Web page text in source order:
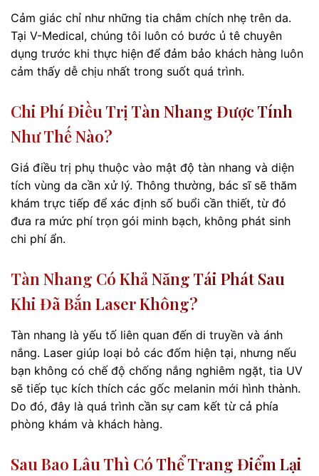
Cảm giác chỉ như những tia châm chích nhẹ trên da.
Tại V-Medical, chúng tôi luôn có bước ủ tê chuyên
dụng trước khi thực hiện để đảm bảo khách hàng luôn
cảm thấy dễ chịu nhất trong suốt quá trình.
Chi Phí Điều Trị Tàn Nhang Được Tính
Như Thế Nào?
Giá điều trị phụ thuộc vào mật độ tàn nhang và diện
tích vùng da cần xử lý. Thông thường, bác sĩ sẽ thăm
khám trực tiếp để xác định số buổi cần thiết, từ đó
đưa ra mức phí trọn gói minh bạch, không phát sinh
chi phí ẩn.
Tàn Nhang Có Khả Năng Tái Phát Sau
Khi Đã Bắn Laser Không?
Tàn nhang là yếu tố liên quan đến di truyền và ánh
nắng. Laser giúp loại bỏ các đốm hiện tại, nhưng nếu
bạn không có chế độ chống nắng nghiêm ngặt, tia UV
sẽ tiếp tục kích thích các gốc melanin mới hình thành.
Do đó, đây là quá trình cần sự cam kết từ cả phía
phòng khám và khách hàng.
Sau Bao Lâu Thì Có Thể Trang Điểm Lại